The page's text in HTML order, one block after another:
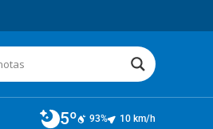
5º 93% 10 km/h